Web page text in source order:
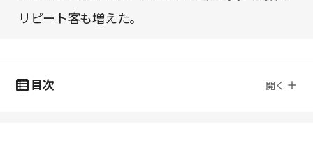
リピート客も増えた。
目次 開く